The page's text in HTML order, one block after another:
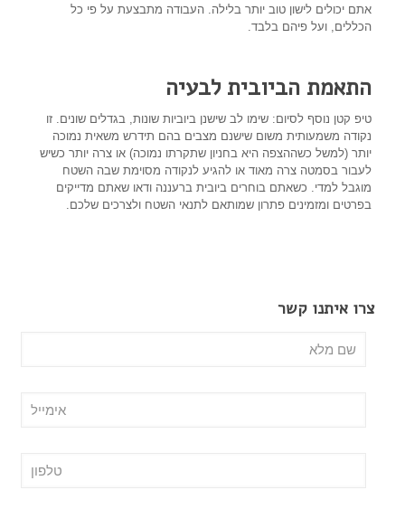
אתם יכולים לישון טוב יותר בלילה. העבודה מתבצעת על פי כל
הכללים, ועל פיהם בלבד.
התאמת הביובית לבעיה
טיפ קטן נוסף לסיום: שימו לב שישנן ביוביות שונות, בגדלים שונים. זו
נקודה משמעותית משום שישנם מצבים בהם תידרש משאית נמוכה
יותר (למשל כשההצפה היא בחניון שתקרתו נמוכה) או צרה יותר כשיש
לעבור בסמטה צרה מאוד או להגיע לנקודה מסוימת שבה השטח
מוגבל למדי. כשאתם בוחרים ביובית ברעננה ודאו שאתם מדייקים
בפרטים ומזמינים פתרון שמותאם לתנאי השטח ולצרכים שלכם.
צרו איתנו קשר